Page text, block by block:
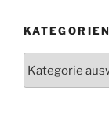
KATEGORIEN